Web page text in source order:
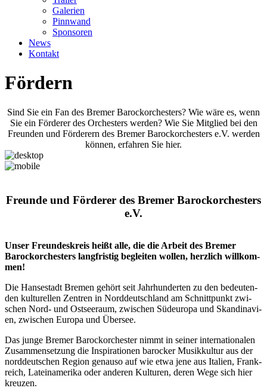
Gale­rien
Pinn­wand
Spon­so­ren
News
Kon­takt
Fördern
Sind Sie ein Fan des Bre­mer Barock­or­ches­ters? Wie wäre es, wenn
Sie ein För­de­rer des Orches­ters wer­den? Wie Sie Mit­glied bei den
Freun­den und För­de­rern des Bre­mer Barock­or­ches­ters e.V. wer­den
kön­nen, erfah­ren Sie hier.
Freun­de und För­de­rer des Bre­mer Barock­or­ches­ters
e.V.
Unser Freun­des­kreis heißt alle, die die Arbeit des Bre­mer
Barock­or­ches­ters lang­fris­tig beglei­ten wol­len, herz­lich will­kom­
men!
Die Han­se­stadt Bre­men gehört seit Jahr­hun­der­ten zu den bedeu­ten­
den kul­tu­rel­len Zen­tren in Nord­deutsch­land am Schnitt­punkt zwi­
schen Nord- und Ost­see­raum, zwi­schen Süd­eu­ro­pa und Skan­di­na­vi­
en, zwi­schen Euro­pa und Über­see.
Das jun­ge Bre­mer Barock­or­ches­ter nimmt in sei­ner inter­na­tio­na­len
Zusam­men­set­zung die Inspi­ra­tio­nen baro­cker Musik­kul­tur aus der
nord­deut­schen Regi­on genau­so auf wie etwa jene aus Ita­li­en, Frank­
reich, Latein­ame­ri­ka oder ande­ren Kul­tu­ren, deren Wege sich hier
kreu­zen.